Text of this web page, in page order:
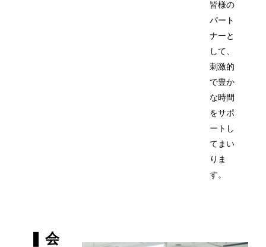
皆様の
パート
ナーと
して、
刺激的
で豊か
な時間
をサポ
ートし
てまい
りま
す。
❚ 会